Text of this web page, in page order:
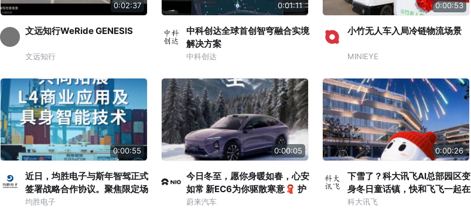
0:02:37
文远知行WeRide GENESIS
文远知行
0:01:11
中科创达全球首创智穹融合实境
解决方案
中科创达
0:00:53
小竹无人车入局冷链物流场景
MINIEYE
0:00:55
近日，均胜电子与斯年智驾正式
签署战略合作协议。聚焦限定场
景 L4 智驾解决方案、具身智能
均胜电子
0:00:05
今日冬至，愿你身暖如春，心安
如常 新EC6为你驱散寒意🧣 护
你穿越寒冬 在最长的夜里🎑 拥
蔚来汽车
0:00:26
下雪了？科大讯飞AI总部园区变
身冬日童话镇，快和飞飞一起在
雪地撒欢，这个冬天，讯飞星火
科大讯飞